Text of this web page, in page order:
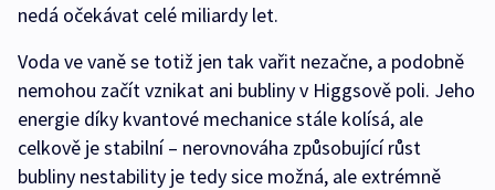
nedá očekávat celé miliardy let.
Voda ve vaně se totiž jen tak vařit nezačne, a podobně
nemohou začít vznikat ani bubliny v Higgsově poli. Jeho
energie díky kvantové mechanice stále kolísá, ale
celkově je stabilní – nerovnováha způsobující růst
bubliny nestability je tedy sice možná, ale extrémně